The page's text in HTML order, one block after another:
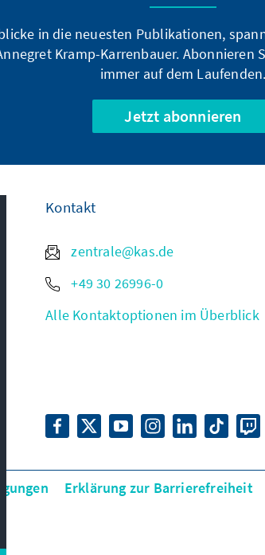
in die neuesten Publikationen,
Kramp-Karrenbauer.
immer auf dem Laufenden.
Jetzt abonnieren
Kontakt
zentrale@kas.de
+49 30 26996-0
Alle Kontaktoptionen im Überblick
Erklärung zur Barrierefreiheit